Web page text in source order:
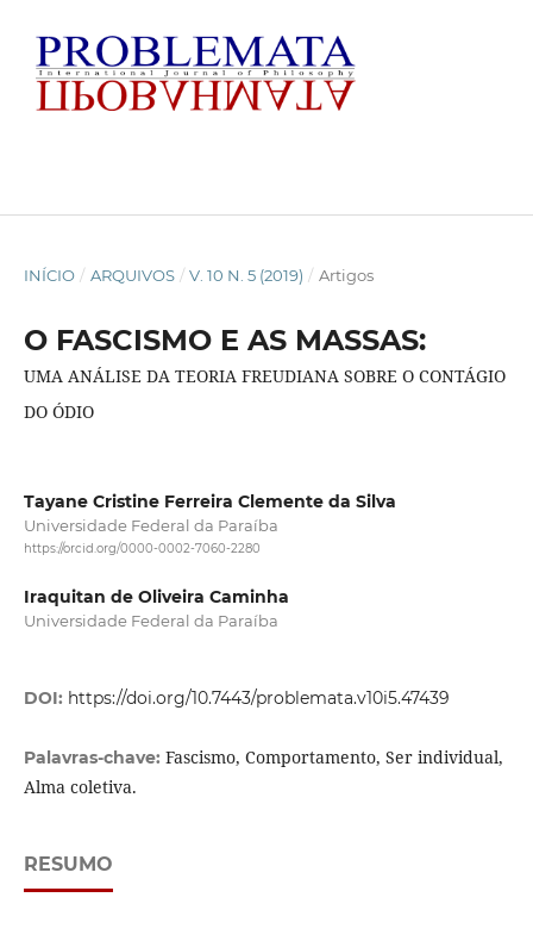
INÍCIO / ARQUIVOS / V. 10 N. 5 (2019) / Artigos
O FASCISMO E AS MASSAS:
UMA ANÁLISE DA TEORIA FREUDIANA SOBRE O CONTÁGIO
DO ÓDIO
Tayane Cristine Ferreira Clemente da Silva
Universidade Federal da Paraíba
https://orcid.org/0000-0002-7060-2280
Iraquitan de Oliveira Caminha
Universidade Federal da Paraíba
DOI: https://doi.org/10.7443/problemata.v10i5.47439
Palavras-chave: Fascismo, Comportamento, Ser individual,
Alma coletiva.
RESUMO